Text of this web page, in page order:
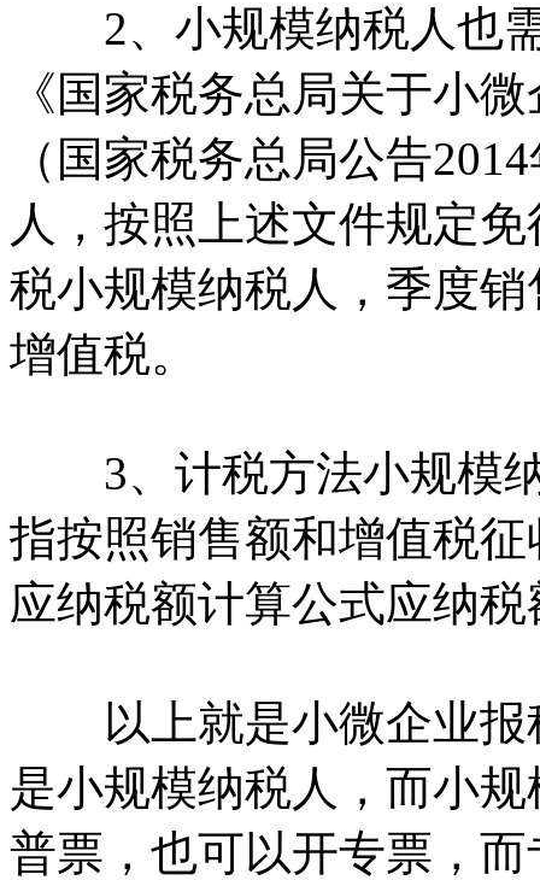
2、小规模纳税人也需
《国家税务总局关于小
（国家税务总局公告
人，按照上述文件规定
税小规模纳税人，季度
增值税。
3、计税方法小规模纳
指按照销售额和增值税
应纳税额计算公式应纳
以上就是小微企业报
是小规模纳税人，而小
普票，也可以开专票，